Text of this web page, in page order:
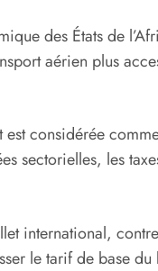
des États de
aérien plus
est considérée
sectorielles, les
international,
le tarif de base